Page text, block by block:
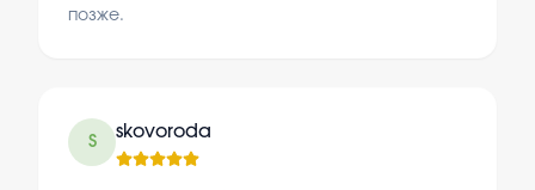
позже.
S
skovoroda